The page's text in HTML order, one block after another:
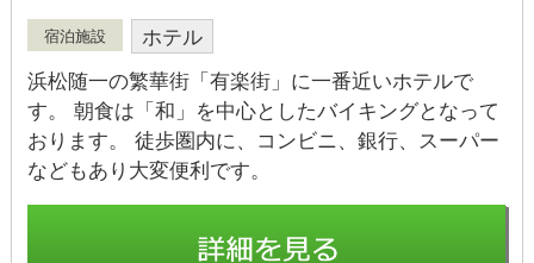
宿泊施設
ホテル
浜松随一の繁華街「有楽街」に一番近いホテルで
す。 朝食は「和」を中心としたバイキングとなって
おります。 徒歩圏内に、コンビニ、銀行、スーパー
などもあり大変便利です。